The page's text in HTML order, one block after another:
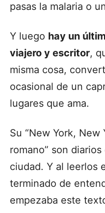
pasas la malaria o
Y luego hay un
viajero y escritor,
misma cosa,
ocasional de un
lugares que ama.
Su “New York, New
romano” son
ciudad. Y al leerlos
terminado de
empezaba este